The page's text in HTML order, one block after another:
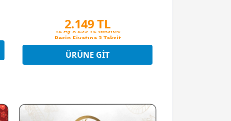
2.149 TL
Peşin Fiyatına 3 Taksit
12 Ay x 253 TL taksitle
Peşin Fiyatına 3 Taksit
ÜRÜNE GIT